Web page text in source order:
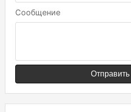
Сообщение
Отправить